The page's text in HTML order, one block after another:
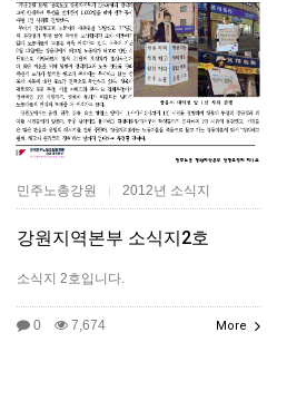
민주노총강원 | 2012년 소식지
강원지역본부 소식지2호
소식지 2호입니다.
0 7,674 More